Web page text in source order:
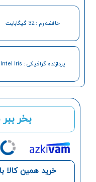
بخر
خرید همین کالا
حافظه رم : 32 گیگابایت
پردازنده گرافیکی : Intel Iris